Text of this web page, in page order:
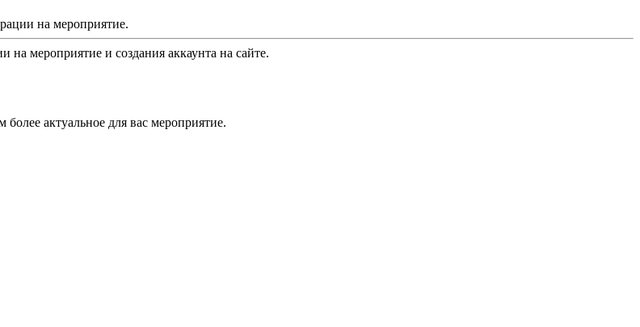
на мероприятие.
на мероприятие и создания аккаунта на сайте.
актуальное для вас мероприятие.